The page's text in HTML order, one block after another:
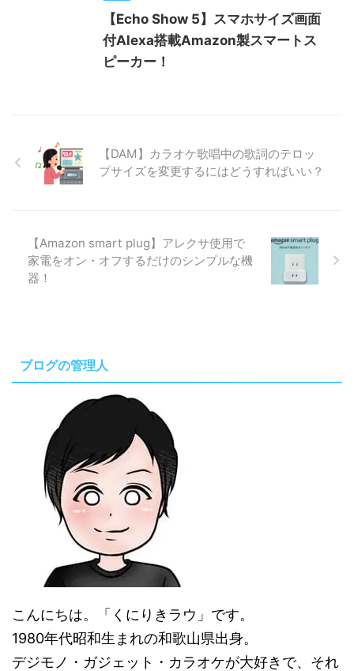
【Echo Show 5】スマホサイズ画面
付Alexa搭載Amazon製スマートス
ピーカー！
【DAM】カラオケ歌唱中の歌詞のテロッ
プサイズを変更するにはどうすればいい？
【Amazon smart plug】アレクサ使用で
家電をオン・オフするだけのシンプルな機
器！
ブログの管理人
こんにちは。「くにりきラウ」です。
1980年代昭和生まれの和歌山県出身。
デジモノ・ガジェット・カラオケが大好きで、それ